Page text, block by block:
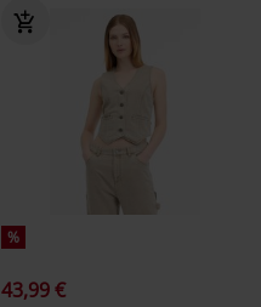
%
43,99 €